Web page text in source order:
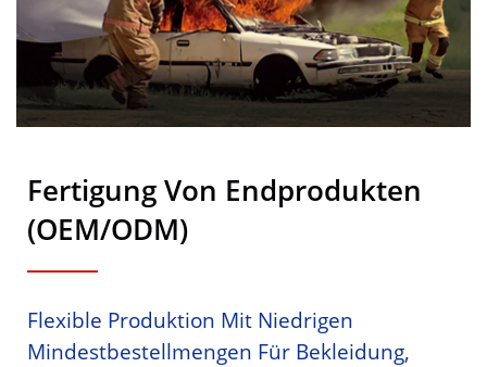
Fertigung Von Endprodukten
(OEM/ODM)
Flexible Produktion Mit Niedrigen
Mindestbestellmengen Für Bekleidung,